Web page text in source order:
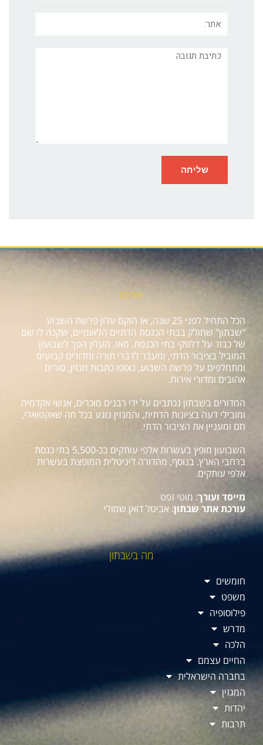
תגובה
אודות
הכל התחיל לפני 25 שנה, אז הוקם עלון פרשת השבוע
"שבתון" שחולק בבתי הכנסת הדתיים הלאומיים, שקנה לו שם
של כבוד על דלפקי בתי הכנסת. מאז, העלון הפך לשבועון
המוביל בציבור הדתי, ומעבר לדברי תורה ומדורים קבועים
ומתחלפים על פרשת השבוע, נוספו כתבות מגזין, טורים
אהובים ומדורי אירוח.
המדורים בשבתון נכתבים על ידי רבנים מוכרים, אנשי אקדמיה
ומובילי דעה בציונות הדתית, והמגזין נוגע בכל מה שאקטואלי,
חם ומעניין את הציבור הדתי.
השבועון מופץ בעשרות אלפי עותקים בכ-5,500 בתי כנסת
ברחבי הארץ. בנוסף, מהדורה דיגיטלית המופצת בעשרות
אלפי עותקים.
מייסד ועורך: מוטי זפט
עורכת אתר שבתון: אביטל דואן שמולי
מה בשבתון
חומשים
משפט
פילוסופיה
מדרש
הלכה
החיים עצמם
בחברה הישראלית
המגזין
יהדות
תרבות